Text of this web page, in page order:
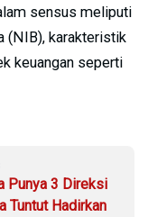
sensus meliputi
(NIB), karakteristik
keuangan seperti
Punya 3 Direksi
Tuntut Hadirkan